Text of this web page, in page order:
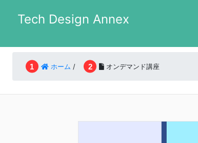
Tech Design Annex
ホーム / オンデマンド講座